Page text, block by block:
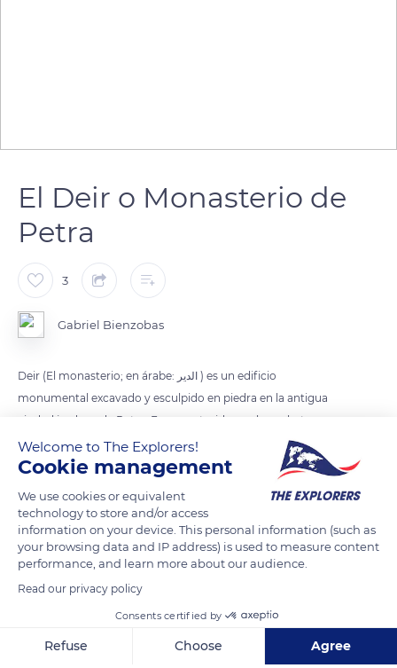
El Deir o Monasterio de
Petra
3
Gabriel Bienzobas
Deir (El monasterio; en árabe: الدير ) es un edificio
monumental excavado y esculpido en piedra en la antigua
ciudad jordana de Petra. Fue construido por los nabateos en
el siglo I en honor a Obodas I tras su muerte y mide 50 metros
de ancho por aproximadamente 45 metros de alto.
Es el segundo edificio más conocido del sitio arqueológico
tras Khazné.
READ MORE
Welcome to The Explorers!
Cookie management
We use cookies or equivalent
technology to store and/or access
information on your device. This personal information (such as
your browsing data and IP address) is used to measure content
performance, and learn more about our audience.
Read our privacy policy
Consents certified by
Refuse Choose Agree